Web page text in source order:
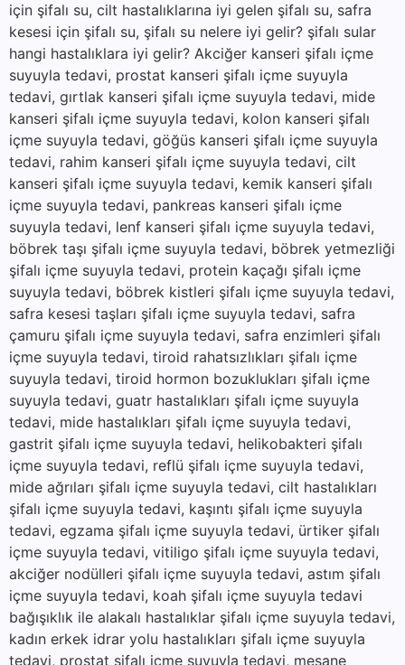
için şifalı su, cilt hastalıklarına iyi gelen şifalı su, safra
kesesi için şifalı su, şifalı su nelere iyi gelir? şifalı sular
hangi hastalıklara iyi gelir? Akciğer kanseri şifalı içme
suyuyla tedavi, prostat kanseri şifalı içme suyuyla
tedavi, gırtlak kanseri şifalı içme suyuyla tedavi, mide
kanseri şifalı içme suyuyla tedavi, kolon kanseri şifalı
içme suyuyla tedavi, göğüs kanseri şifalı içme suyuyla
tedavi, rahim kanseri şifalı içme suyuyla tedavi, cilt
kanseri şifalı içme suyuyla tedavi, kemik kanseri şifalı
içme suyuyla tedavi, pankreas kanseri şifalı içme
suyuyla tedavi, lenf kanseri şifalı içme suyuyla tedavi,
böbrek taşı şifalı içme suyuyla tedavi, böbrek yetmezliği
şifalı içme suyuyla tedavi, protein kaçağı şifalı içme
suyuyla tedavi, böbrek kistleri şifalı içme suyuyla tedavi,
safra kesesi taşları şifalı içme suyuyla tedavi, safra
çamuru şifalı içme suyuyla tedavi, safra enzimleri şifalı
içme suyuyla tedavi, tiroid rahatsızlıkları şifalı içme
suyuyla tedavi, tiroid hormon bozuklukları şifalı içme
suyuyla tedavi, guatr hastalıkları şifalı içme suyuyla
tedavi, mide hastalıkları şifalı içme suyuyla tedavi,
gastrit şifalı içme suyuyla tedavi, helikobakteri şifalı
içme suyuyla tedavi, reflü şifalı içme suyuyla tedavi,
mide ağrıları şifalı içme suyuyla tedavi, cilt hastalıkları
şifalı içme suyuyla tedavi, kaşıntı şifalı içme suyuyla
tedavi, egzama şifalı içme suyuyla tedavi, ürtiker şifalı
içme suyuyla tedavi, vitiligo şifalı içme suyuyla tedavi,
akciğer nodülleri şifalı içme suyuyla tedavi, astım şifalı
içme suyuyla tedavi, koah şifalı içme suyuyla tedavi
bağışıklık ile alakalı hastalıklar şifalı içme suyuyla tedavi,
kadın erkek idrar yolu hastalıkları şifalı içme suyuyla
tedavi, prostat şifalı içme suyuyla tedavi, mesane